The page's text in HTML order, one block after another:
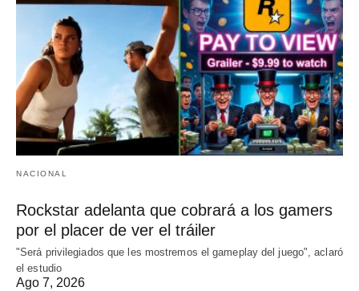
NACIONAL
Rockstar adelanta que cobrará a los gamers
por el placer de ver el tráiler
"Será privilegiados que les mostremos el gameplay del juego", aclaró
el estudio
Ago 7, 2026